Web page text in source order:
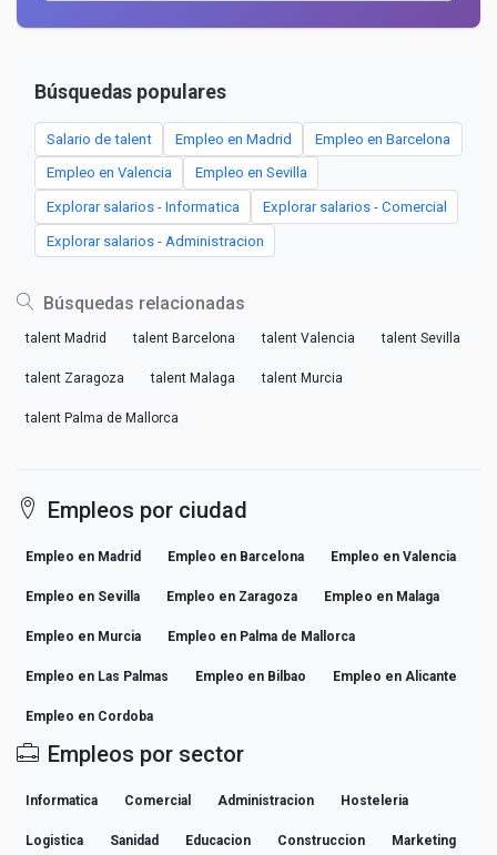
Búsquedas populares
Salario de talent Empleo en Madrid Empleo en Barcelona
Empleo en Valencia Empleo en Sevilla
Explorar salarios - Informatica Explorar salarios - Comercial
Explorar salarios - Administracion
Búsquedas relacionadas
talent Madrid talent Barcelona talent Valencia talent Sevilla
talent Zaragoza talent Malaga talent Murcia
talent Palma de Mallorca
Empleos por ciudad
Empleo en Madrid Empleo en Barcelona Empleo en Valencia
Empleo en Sevilla Empleo en Zaragoza Empleo en Malaga
Empleo en Murcia Empleo en Palma de Mallorca
Empleo en Las Palmas Empleo en Bilbao Empleo en Alicante
Empleo en Cordoba
Empleos por sector
Informatica Comercial Administracion Hosteleria
Logistica Sanidad Educacion Construccion Marketing